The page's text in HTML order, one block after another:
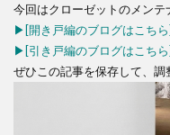
今回はクローゼットのメンテ
▶[開き戸編のブログはこちら]
▶[引き戸編のブログはこちら]
ぜひこの記事を保存して、調